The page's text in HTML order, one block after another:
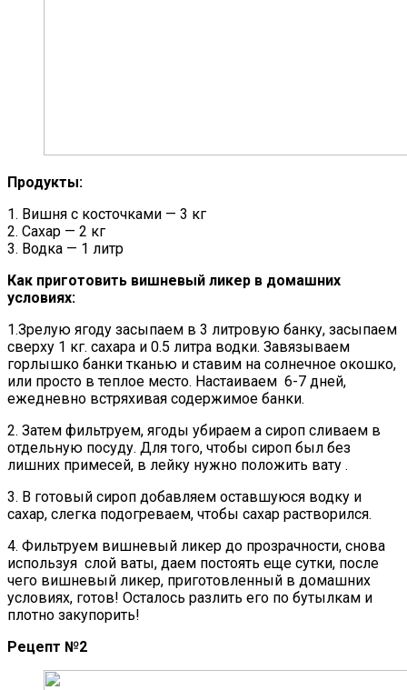
Продукты:
1. Вишня с косточками — 3 кг
2. Сахар — 2 кг
3. Водка — 1 литр
Как приготовить вишневый ликер в домашних
условиях:
1.Зрелую ягоду засыпаем в 3 литровую банку, засыпаем
сверху 1 кг. сахара и 0.5 литра водки. Завязываем
горлышко банки тканью и ставим на солнечное окошко,
или просто в теплое место. Настаиваем 6-7 дней,
ежедневно встряхивая содержимое банки.
2. Затем фильтруем, ягоды убираем а сироп сливаем в
отдельную посуду. Для того, чтобы сироп был без
лишних примесей, в лейку нужно положить вату .
3. В готовый сироп добавляем оставшуюся водку и
сахар, слегка подогреваем, чтобы сахар растворился.
4. Фильтруем вишневый ликер до прозрачности, снова
используя слой ваты, даем постоять еще сутки, после
чего вишневый ликер, приготовленный в домашних
условиях, готов! Осталось разлить его по бутылкам и
плотно закупорить!
Рецепт №2